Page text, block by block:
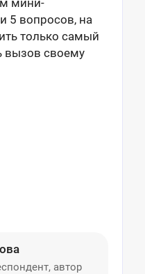
мини-
5 вопросов, на
только самый
вызов своему
автор